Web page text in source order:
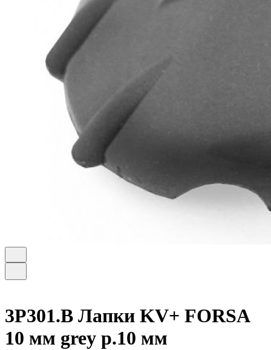
3P301.B Лапки KV+ FORSA
10 мм grey р.10 мм